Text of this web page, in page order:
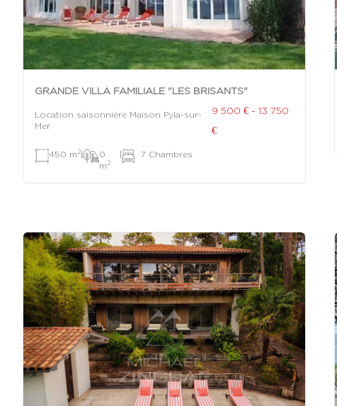
GRANDE VILLA FAMILIALE "LES BRISANTS"
Location saisonnière Maison Pyla-sur-
Mer
9 500 € - 13 750
€
450 m 2|
0
m 2
| 7 Chambres